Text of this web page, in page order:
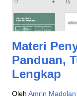
Materi
Panduan,
Lengkap
Oleh Amrin Madolan